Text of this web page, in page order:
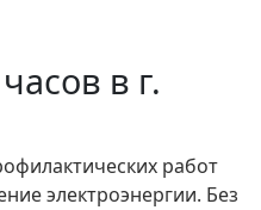
в г.
работ
электроэнергии. Без